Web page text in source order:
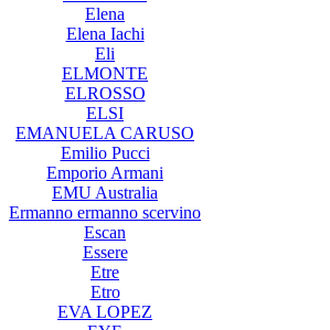
Elena
Elena Iachi
Eli
ELMONTE
ELROSSO
ELSI
EMANUELA CARUSO
Emilio Pucci
Emporio Armani
EMU Australia
Ermanno ermanno scervino
Escan
Essere
Etre
Etro
EVA LOPEZ